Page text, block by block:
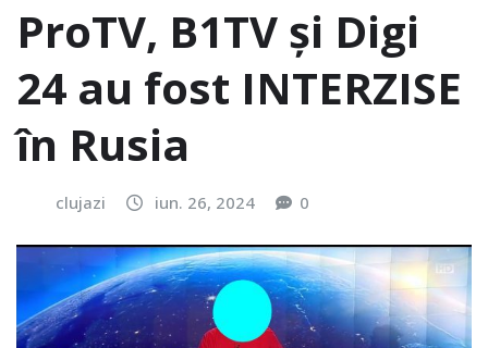
ProTV, B1TV și Digi
24 au fost INTERZISE
în Rusia
clujazi iun. 26, 2024 0